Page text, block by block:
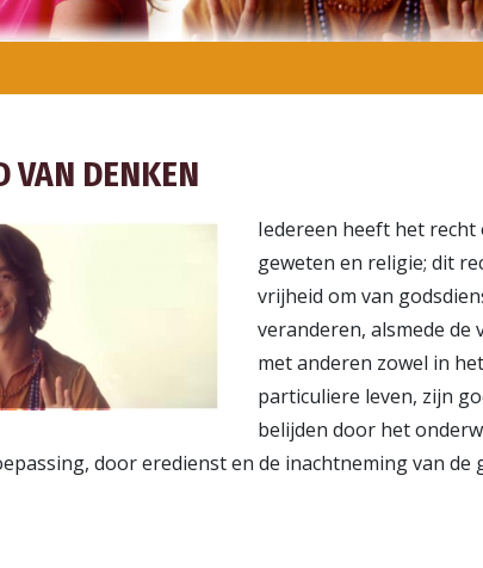
VAN DENKEN
Iedereen heeft het recht
geweten en religie; dit
vrijheid om van
veranderen, alsmede de
met anderen zowel in
particuliere leven, zijn
belijden door het
door eredienst en de inachtneming van de